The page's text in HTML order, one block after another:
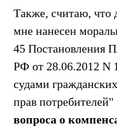
Также, считаю, что
мне нанесен
45 Постановления
РФ от 28.06.2012 N
судами
прав потребителей"
вопроса о